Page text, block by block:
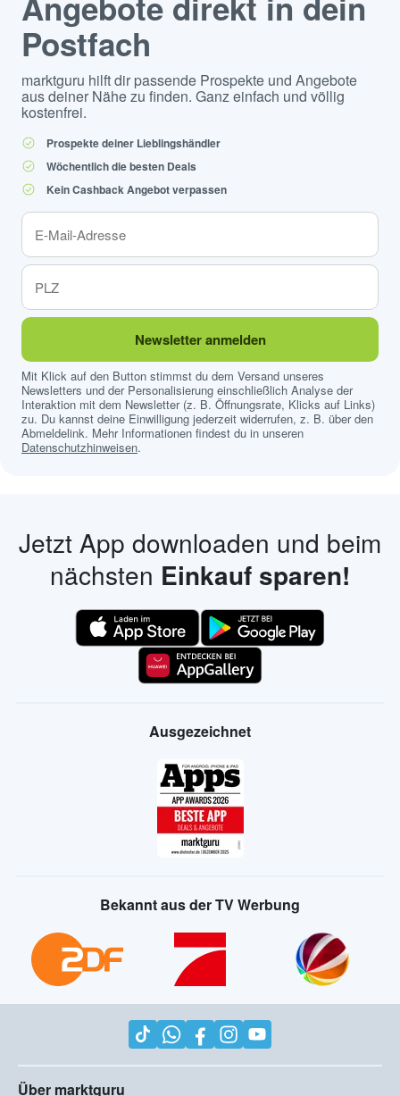
Postfach
marktguru hilft dir passende Prospekte und Angebote
aus deiner Nähe zu finden. Ganz einfach und völlig
kostenfrei.
Prospekte deiner Lieblingshändler
Wöchentlich die besten Deals
Kein Cashback Angebot verpassen
Newsletter anmelden
Mit Klick auf den Button stimmst du dem Versand unseres
Newsletters und der Personalisierung einschließlich Analyse der
Interaktion mit dem Newsletter (z. B. Öffnungsrate, Klicks auf Links)
zu. Du kannst deine Einwilligung jederzeit widerrufen, z. B. über den
Abmeldelink. Mehr Informationen findest du in unseren
Datenschutzhinweisen.
Jetzt App downloaden und beim
nächsten Einkauf sparen!
Ausgezeichnet
Bekannt aus der TV Werbung
Über marktguru